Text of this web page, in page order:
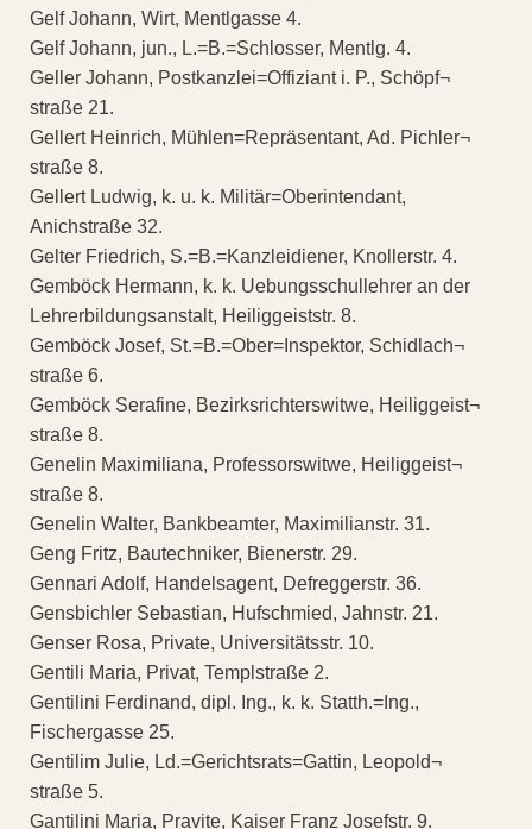
Gelf Johann, Wirt, Mentlgasse 4.
Gelf Johann, jun., L.=B.=Schlosser, Mentlg. 4.
Geller Johann, Postkanzlei=Offiziant i. P., Schöpf¬
straße 21.
Gellert Heinrich, Mühlen=Repräsentant, Ad. Pichler¬
straße 8.
Gellert Ludwig, k. u. k. Militär=Oberintendant,
Anichstraße 32.
Gelter Friedrich, S.=B.=Kanzleidiener, Knollerstr. 4.
Gemböck Hermann, k. k. Uebungsschullehrer an der
Lehrerbildungsanstalt, Heiliggeiststr. 8.
Gemböck Josef, St.=B.=Ober=Inspektor, Schidlach¬
straße 6.
Gemböck Serafine, Bezirksrichterswitwe, Heiliggeist¬
straße 8.
Genelin Maximiliana, Professorswitwe, Heiliggeist¬
straße 8.
Genelin Walter, Bankbeamter, Maximilianstr. 31.
Geng Fritz, Bautechniker, Bienerstr. 29.
Gennari Adolf, Handelsagent, Defreggerstr. 36.
Gensbichler Sebastian, Hufschmied, Jahnstr. 21.
Genser Rosa, Private, Universitätsstr. 10.
Gentili Maria, Privat, Templstraße 2.
Gentilini Ferdinand, dipl. Ing., k. k. Statth.=Ing.,
Fischergasse 25.
Gentilim Julie, Ld.=Gerichtsrats=Gattin, Leopold¬
straße 5.
Gantilini Maria, Pravite, Kaiser Franz Josefstr. 9.